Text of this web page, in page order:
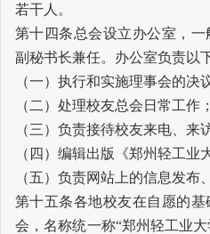
若干人。
第十四条总会设立办公室，
副秘书长兼任。办公室负责以
（一）执行和实施理事会的决
（二）处理校友总会日常工作；
（三）负责接待校友来电、来
（四）编辑出版《郑州轻工业
（五）负责网站上的信息发布
第十五条各地校友在自愿的
会，名称统一称“郑州轻工业